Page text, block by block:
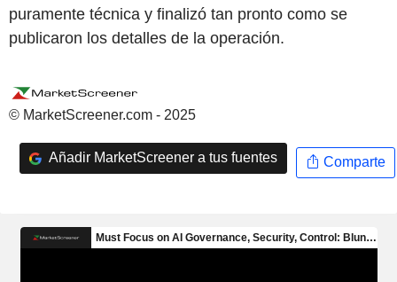
puramente técnica y finalizó tan pronto como se
publicaron los detalles de la operación.
© MarketScreener.com - 2025
Añadir MarketScreener a tus fuentes Comparte